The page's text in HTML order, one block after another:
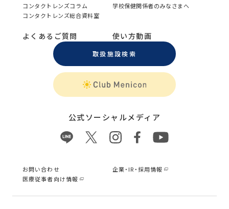
コンタクトレンズコラム
学校保健関係者のみなさまへ
コンタクトレンズ総合資料室
よくあるご質問 使い方動画
取扱施設検索
公式ソーシャルメディア
お問い合わせ
企業・IR・採用情報
医療従事者向け情報